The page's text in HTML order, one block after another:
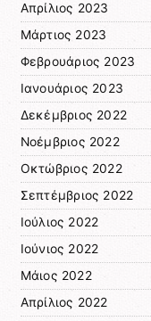
Απρίλιος 2023
Μάρτιος 2023
Φεβρουάριος 2023
Ιανουάριος 2023
Δεκέμβριος 2022
Νοέμβριος 2022
Οκτώβριος 2022
Σεπτέμβριος 2022
Ιούλιος 2022
Ιούνιος 2022
Μάιος 2022
Απρίλιος 2022